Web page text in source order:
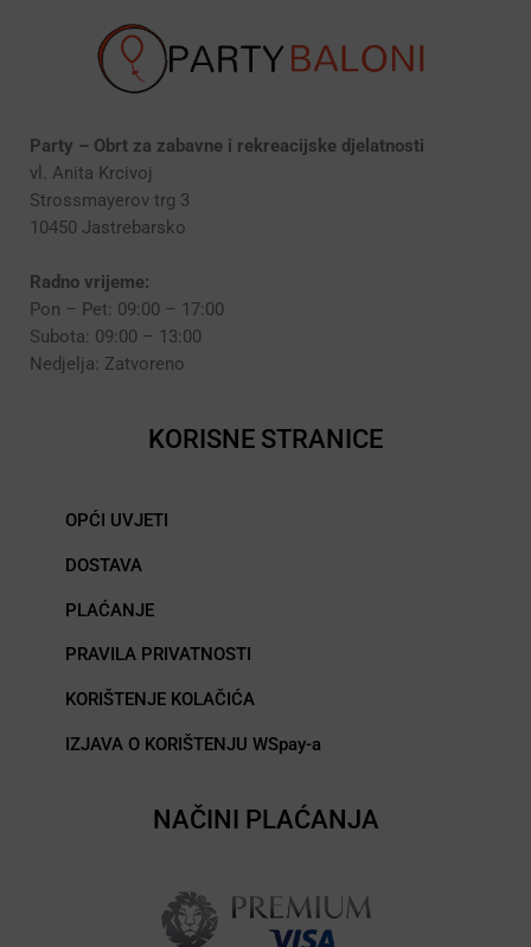
Party – Obrt za zabavne i rekreacijske djelatnosti
vl. Anita Krcivoj
Strossmayerov trg 3
10450 Jastrebarsko
Radno vrijeme:
Pon – Pet: 09:00 – 17:00
Subota: 09:00 – 13:00
Nedjelja: Zatvoreno
KORISNE STRANICE
OPĆI UVJETI
DOSTAVA
PLAĆANJE
PRAVILA PRIVATNOSTI
KORIŠTENJE KOLAČIĆA
IZJAVA O KORIŠTENJU WSpay-a
NAČINI PLAĆANJA